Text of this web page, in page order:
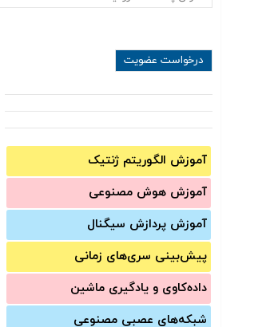
آموزش الگوریتم ژنتیک
آموزش‌ هوش مصنوعی
آموزش‌ پردازش سیگنال
پیش‌‌بینی سری‌‌های زمانی
داده‌کاوی و یادگیری ماشین
شبکه‌های عصبی مصنوعی